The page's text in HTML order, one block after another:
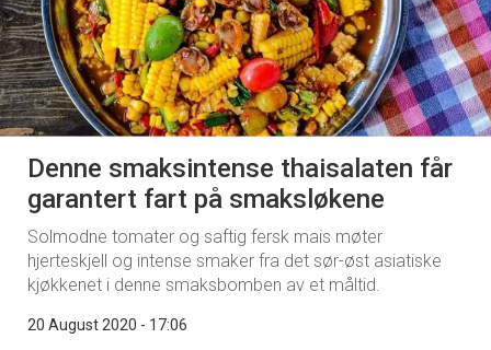
Denne smaksintense thaisalaten får
garantert fart på smaksløkene
Solmodne tomater og saftig fersk mais møter
hjerteskjell og intense smaker fra det sør-øst asiatiske
kjøkkenet i denne smaksbomben av et måltid.
20 August 2020 - 17:06